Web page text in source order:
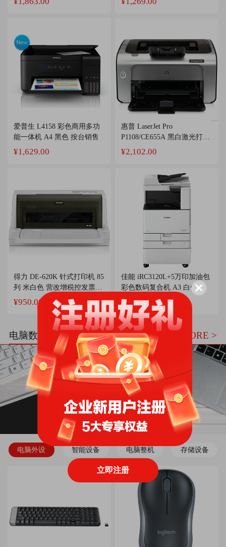
年送修 按台销售
爱普生 L4158 彩色商用多功
能一体机 A4 黑色 按台销售
¥1,629.00
惠普 LaserJet Pro
P1108/CE655A 黑白激光打印
机 A4 按台销售
¥2,102.00
得力 DE-620K 针式打印机 85
列 米白色 营改增税控发票打
印机 按台销售
¥950.00
佳能 iRC3120L+5万印加油包
彩色数码复合机 A3 白色 双
面自动输稿器/双纸盒/工作
台/5万印 按台销售
¥18,073.46
电脑数码 MORE >
电脑外设 智能设备 电脑整机 存储设备
立即注册